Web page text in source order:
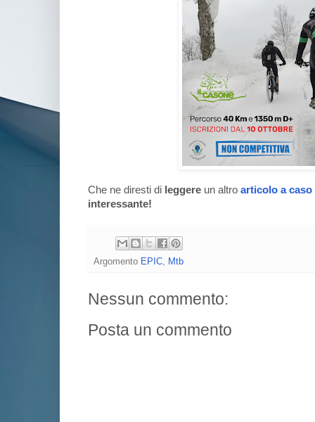
Che ne diresti di leggere un altro articolo a caso
interessante!
Argomento EPIC Mtb
Nessun commento:
Posta un commento